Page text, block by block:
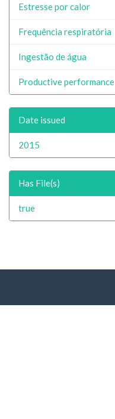
Estresse por calor
Frequência respiratória
Ingestão de água
Productive performance
Date issued
2015
Has File(s)
true